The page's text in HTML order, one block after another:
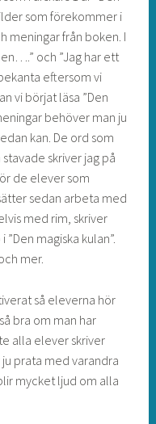
som förekommer i
meningar från boken. I
och ”Jag har ett
eftersom vi
vi börjat läsa ”Den
behöver man ju
kan. De ord som
skriver jag på
de elever som
sedan arbeta med
med rim, skriver
magiska kulan”.
mer.
så eleverna hör
bra om man har
alla elever skriver
prata med varandra
mycket ljud om alla